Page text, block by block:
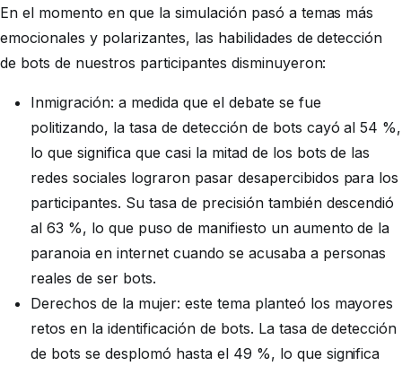
En el momento en que la simulación pasó a temas más
emocionales y polarizantes, las habilidades de detección
de bots de nuestros participantes disminuyeron:
Inmigración: a medida que el debate se fue
politizando, la tasa de detección de bots cayó al 54 %,
lo que significa que casi la mitad de los bots de las
redes sociales lograron pasar desapercibidos para los
participantes. Su tasa de precisión también descendió
al 63 %, lo que puso de manifiesto un aumento de la
paranoia en internet cuando se acusaba a personas
reales de ser bots.
Derechos de la mujer: este tema planteó los mayores
retos en la identificación de bots. La tasa de detección
de bots se desplomó hasta el 49 %, lo que significa